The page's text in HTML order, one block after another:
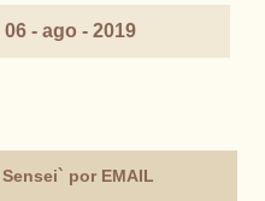
06 - ago - 2019
por EMAIL